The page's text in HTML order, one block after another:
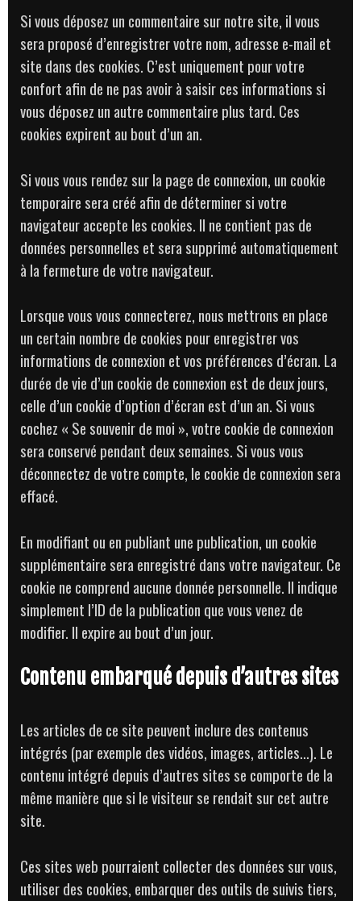
Si vous déposez un commentaire sur notre site, il vous
sera proposé d’enregistrer votre nom, adresse e-mail et
site dans des cookies. C’est uniquement pour votre
confort afin de ne pas avoir à saisir ces informations si
vous déposez un autre commentaire plus tard. Ces
cookies expirent au bout d’un an.
Si vous vous rendez sur la page de connexion, un cookie
temporaire sera créé afin de déterminer si votre
navigateur accepte les cookies. Il ne contient pas de
données personnelles et sera supprimé automatiquement
à la fermeture de votre navigateur.
Lorsque vous vous connecterez, nous mettrons en place
un certain nombre de cookies pour enregistrer vos
informations de connexion et vos préférences d’écran. La
durée de vie d’un cookie de connexion est de deux jours,
celle d’un cookie d’option d’écran est d’un an. Si vous
cochez « Se souvenir de moi », votre cookie de connexion
sera conservé pendant deux semaines. Si vous vous
déconnectez de votre compte, le cookie de connexion sera
effacé.
En modifiant ou en publiant une publication, un cookie
supplémentaire sera enregistré dans votre navigateur. Ce
cookie ne comprend aucune donnée personnelle. Il indique
simplement l’ID de la publication que vous venez de
modifier. Il expire au bout d’un jour.
Contenu embarqué depuis d’autres sites
Les articles de ce site peuvent inclure des contenus
intégrés (par exemple des vidéos, images, articles…). Le
contenu intégré depuis d’autres sites se comporte de la
même manière que si le visiteur se rendait sur cet autre
site.
Ces sites web pourraient collecter des données sur vous,
utiliser des cookies, embarquer des outils de suivis tiers,